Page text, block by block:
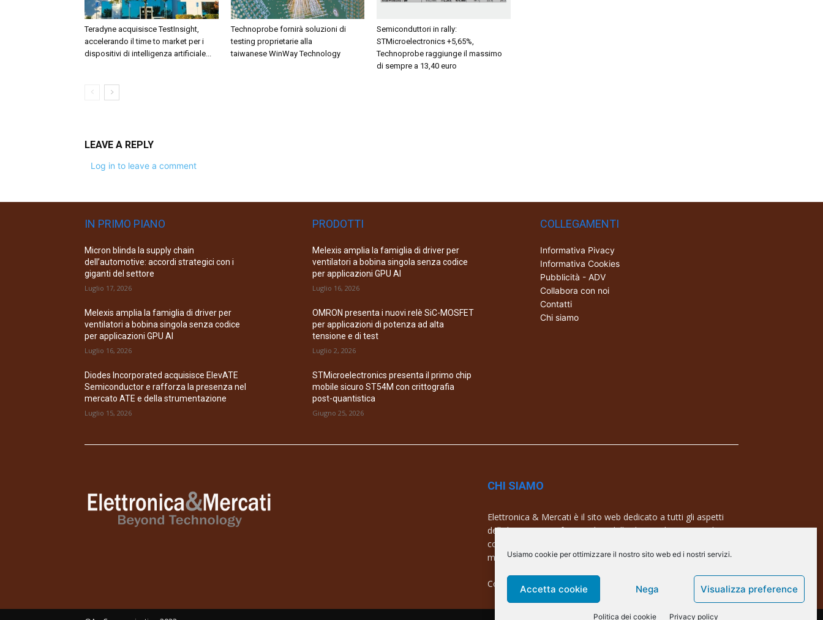
Usiamo cookie per ottimizzare il nostro sito web ed i nostri servizi.
Accetta cookie Nega Visualizza preference
Politica dei cookie Privacy policy
Teradyne acquisisce TestInsight,
accelerando il time to market per i
dispositivi di intelligenza artificiale...
Technoprobe fornirà soluzioni di
testing proprietarie alla
taiwanese WinWay Technology
Semiconduttori in rally:
STMicroelectronics +5,65%,
Technoprobe raggiunge il massimo
di sempre a 13,40 euro
LEAVE A REPLY
Log in to leave a comment
IN PRIMO PIANO
Micron blinda la supply chain
dell’automotive: accordi strategici con i
giganti del settore
Luglio 17, 2026
Melexis amplia la famiglia di driver per
ventilatori a bobina singola senza codice
per applicazioni GPU AI
Luglio 16, 2026
Diodes Incorporated acquisisce ElevATE
Semiconductor e rafforza la presenza nel
mercato ATE e della strumentazione
Luglio 15, 2026
PRODOTTI
Melexis amplia la famiglia di driver per
ventilatori a bobina singola senza codice
per applicazioni GPU AI
Luglio 16, 2026
OMRON presenta i nuovi relè SiC-MOSFET
per applicazioni di potenza ad alta
tensione e di test
Luglio 2, 2026
STMicroelectronics presenta il primo chip
mobile sicuro ST54M con crittografia
post-quantistica
Giugno 25, 2026
COLLEGAMENTI
Informativa Pivacy
Informativa Cookies
Pubblicità - ADV
Collabora con noi
Contatti
Chi siamo
CHI SIAMO
Elettronica & Mercati è il sito web dedicato a tutti gli aspetti
dell’elettronica professionale e dell’industria dei semiconduttori,
con una copertura a 360° che coinvolge tecnologie, prodotti,
mercati e aziende.
Contatti:info@arscommunication.it